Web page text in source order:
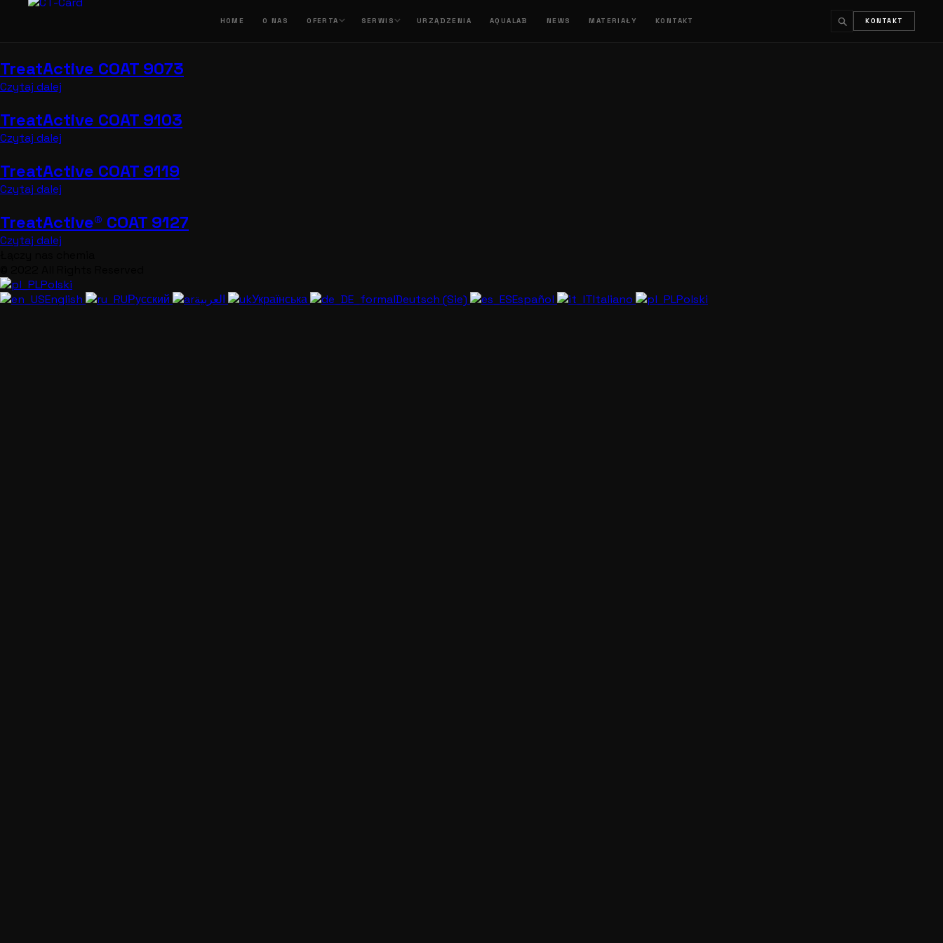
Przejdź
HOME O NAS OFERTA SERWIS URZĄDZENIA AQUALAB NEWS MATERIAŁY KONTAKT KONTAKT
TreatActive COAT 9073
Czytaj dalej
TreatActive COAT 9103
Czytaj dalej
TreatActive COAT 9119
Czytaj dalej
TreatActive® COAT 9127
Czytaj dalej
Polski
English
Русский Українська Deutsch (Sie) Español Italiano Polski